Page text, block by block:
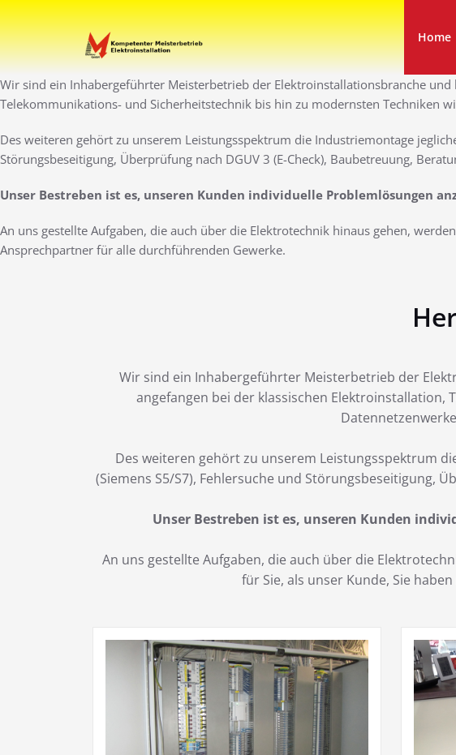
Zum
Inhalt
springen
Elektro Martini
Ihr Elektro-Dienstleister in DuisburgHome
Wir sind ein Inhabergeführter Meisterbetrieb der Elektroinstallationsbranche
Telekommunikations- und Sicherheitstechnik bis hin zu modernsten Techniken
Des weiteren gehört zu unserem Leistungsspektrum die Industriemontage
Störungsbeseitigung, Überprüfung nach DGUV 3 (E-Check), Baubetreuung,
Unser Bestreben ist es, unseren Kunden individuelle Problemlösungen
An uns gestellte Aufgaben, die auch über die Elektrotechnik hinaus gehen,
Ansprechpartner für alle durchführenden Gewerke.
Wir sind ein Inhabergeführter Meisterbetrieb der
angefangen bei der klassischen
Des weiteren gehört zu unserem Leistungsspektrum
(Siemens S5/S7), Fehlersuche und Störungsbeseitigung,
Unser Bestreben ist es, unseren Kunden
An uns gestellte Aufgaben, die auch über die
für Sie, als unser Kunde, Sie